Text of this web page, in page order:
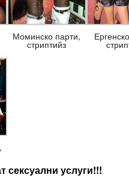
Моминско парти,
стриптийз
сексуални услуги!!!